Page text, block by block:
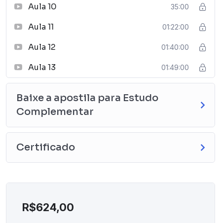
Aula 10 35:00
Aula 11 01:22:00
Aula 12 01:40:00
Aula 13 01:49:00
Baixe a apostila para Estudo
Complementar
Certificado
R$624,00